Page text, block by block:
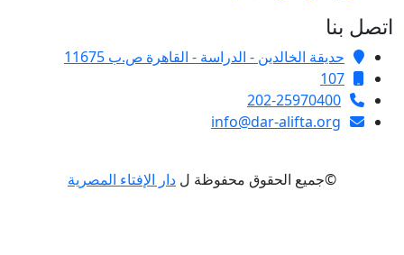
اتصل بنا
حديقة الخالدين - الدراسة - القاهرة ص.ب 11675
107
202-25970400
info@dar-alifta.org
©جميع الحقوق محفوظة ل دار الإفتاء المصرية